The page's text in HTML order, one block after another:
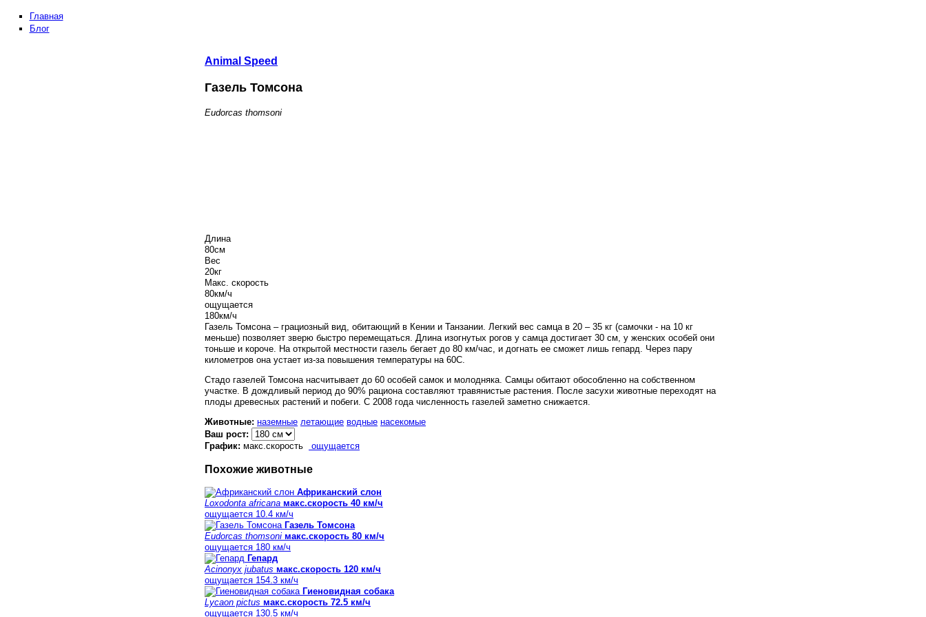
Главная
Блог
Animal Speed
Газель Томсона
Eudorcas thomsoni
Длина
80см
Вес
20кг
Макс. скорость
80км/ч
ощущается
180км/ч
Газель Томсона – грациозный вид, обитающий в Кении и Танзании. Легкий вес самца в 20 – 35 кг (самочки - на 10 кг
меньше) позволяет зверю быстро перемещаться. Длина изогнутых рогов у самца достигает 30 см, у женских особей они
тоньше и короче. На открытой местности газель бегает до 80 км/час, и догнать ее сможет лишь гепард. Через пару
километров она устает из-за повышения температуры на 60С.
Стадо газелей Томсона насчитывает до 60 особей самок и молодняка. Самцы обитают обособленно на собственном
участке. В дождливый период до 90% рациона составляют травянистые растения. После засухи животные переходят на
плоды древесных растений и побеги. С 2008 года численность газелей заметно снижается.
Животные: наземные летающие водные насекомые
Ваш рост:
График: макс.скорость ощущается
Похожие животные
Африканский слон
Loxodonta africana макс.скорость 40 км/ч
ощущается 10.4 км/ч
Газель Томсона
Eudorcas thomsoni макс.скорость 80 км/ч
ощущается 180 км/ч
Гепард
Acinonyx jubatus макс.скорость 120 км/ч
ощущается 154.3 км/ч
Гиеновидная собака
Lycaon pictus макс.скорость 72.5 км/ч
ощущается 130.5 км/ч